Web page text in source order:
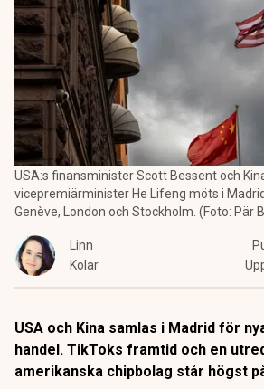
USA:s finansminister Scott Bessent och
vicepremiärminister He Lifeng möts i
Genève, London och Stockholm. (Foto: Pär
Linn
Kolar
USA och Kina samlas i Madrid för
handel. TikToks framtid och en
amerikanska chipbolag står högst